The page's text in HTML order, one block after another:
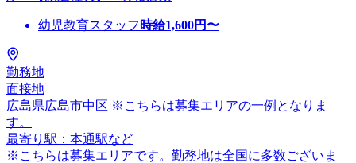
幼児教育スタッフ 時給1,600円〜
勤務地
面接地
広島県広島市中区 ※こちらは募集エリアの一例となりま
す。
最寄り駅：本通駅など
※こちらは募集エリアです。勤務地は全国に多数ございま